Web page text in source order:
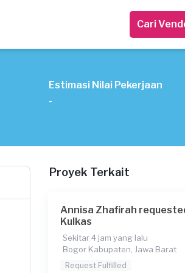
Cari
Estimasi Nilai Pekerjaan
-
Proyek Terkait
Annisa Zhafirah
Kulkas
Sekitar 4 jam yang lalu
Bogor Kabupaten, Jawa Barat
Request Fulfilled